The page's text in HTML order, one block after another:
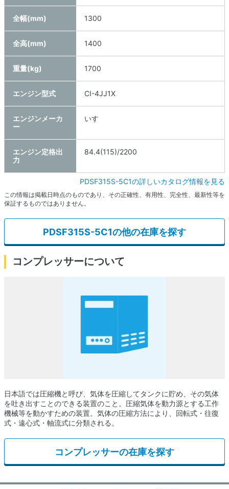
全幅(mm) 1300
全高(mm) 1400
重量(kg) 1700
エンジン型式 CI-4JJ1X
エンジンメーカ
ー
いすゞ
エンジン定格出
力
84.4(115)/2200
PDSF315S-5C1の詳しいカタログ情報を見る
この情報は掲載日時点のものであり、その正確性、有用性、完全性、最新性等を
保証するものではありません。
PDSF315S-5C1の他の在庫を探す
コンプレッサーについて
日本語では圧縮機と呼び、気体を圧縮してタンクに貯め、その気体
を吐き出すことのできる装置のこと。圧縮気体を動力源とする工作
機械等を動かすための装置。気体の圧縮方法により、回転式・往復
式・遠心式・軸流式に分類される。
コンプレッサーの在庫を探す